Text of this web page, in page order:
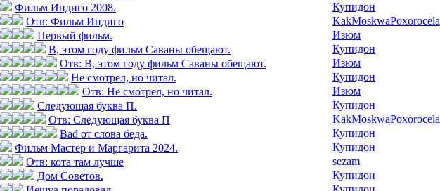
Фильм Индиго 2008.
Купидон
Отв: Фильм Индиго
KakMoskwaPoxorocela
Первый фильм.
Изюм
В, этом году фильм Саваны обещают.
Купидон
Отв: В, этом году фильм Саваны обещают.
Изюм
Не смотрел, но читал.
Купидон
Отв: Не смотрел, но читал.
Изюм
Следующая буква П.
Купидон
Отв: Следующая буква П
KakMoskwaPoxorocela
Bad от слова беда.
Купидон
Фильм Мастер и Маргарита 2024.
Купидон
Отв: кота там лучше
sezam
Дом Советов.
Купидон